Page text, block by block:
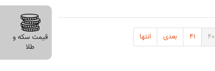
۴۰ ۴۱ بعدی انتها
قیمت سکه و
طلا